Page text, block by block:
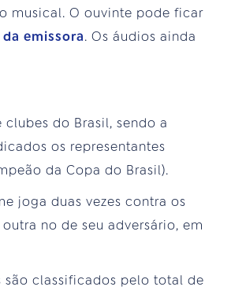
musical. O ouvinte pode ficar
emissora. Os áudios ainda
do Brasil, sendo a
os representantes
da Copa do Brasil).
joga duas vezes contra os
no de seu adversário, em
são classificados pelo total de